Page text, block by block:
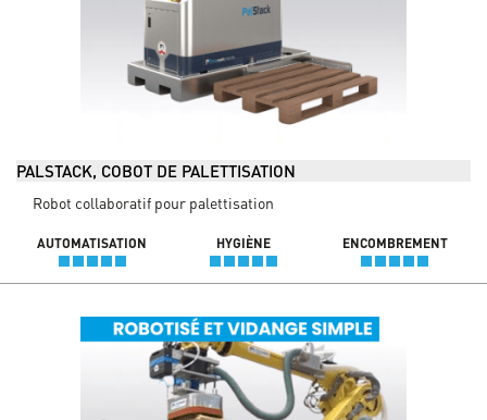
PALSTACK, COBOT DE PALETTISATION
Robot collaboratif pour palettisation
AUTOMATISATION HYGIÈNE ENCOMBREMENT